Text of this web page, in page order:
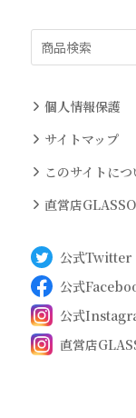
個人情報保護
サイトマップ
このサイトにつ
直営店
公式Twitter
公式
公式
直営店